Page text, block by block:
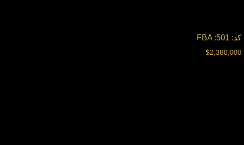
کد: FBA :501
$2,380,000